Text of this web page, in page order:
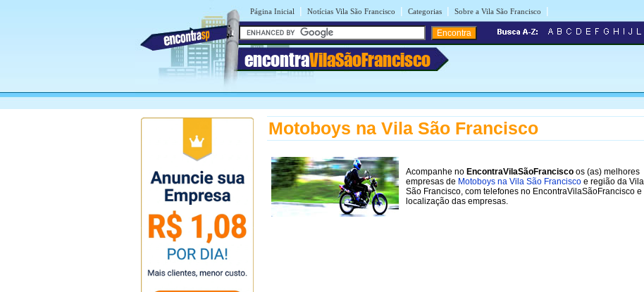
Página Inicial | Notícias Vila São Francisco | Categorias | Sobre a Vila São Francisco |
encontraVilaSãoFrancisco
Motoboys na Vila São Francisco
Acompanhe no EncontraVilaSãoFrancisco os (as) melhores
empresas de Motoboys na Vila São Francisco e região da Vila
São Francisco, com telefones no EncontraVilaSãoFrancisco e
localização das empresas.